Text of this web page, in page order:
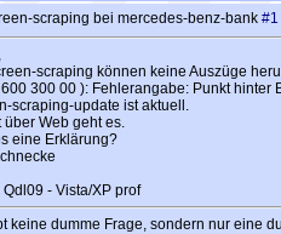
scraping bei mercedes-benz-bank #1
scraping können keine Auszüge
300 00 ): Fehlerangabe: Punkt hinter
scraping-update ist aktuell.
über Web geht es.
eine Erklärung?
Qdl09 - Vista/XP prof
keine dumme Frage, sondern nur eine